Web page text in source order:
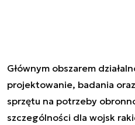
Głównym obszarem
projektowanie, badania
sprzętu na potrzeby
szczególności dla wojsk